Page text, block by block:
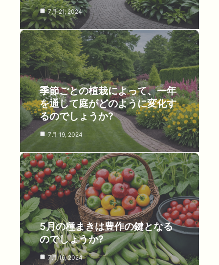
7月 21, 2024
季節ごとの植栽によって、一年
を通して庭がどのように変化す
るのでしょうか?
7月 19, 2024
5月の種まきは豊作の鍵となる
のでしょうか?
7月 16, 2024